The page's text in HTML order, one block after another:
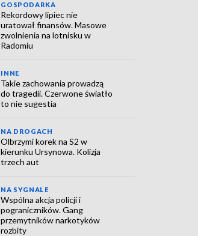
GOSPODARKA
Rekordowy lipiec nie
uratował finansów. Masowe
zwolnienia na lotnisku w
Radomiu
INNE
Takie zachowania prowadzą
do tragedii. Czerwone światło
to nie sugestia
NA DROGACH
Olbrzymi korek na S2 w
kierunku Ursynowa. Kolizja
trzech aut
NA SYGNALE
Wspólna akcja policji i
pograniczników. Gang
przemytników narkotyków
rozbity